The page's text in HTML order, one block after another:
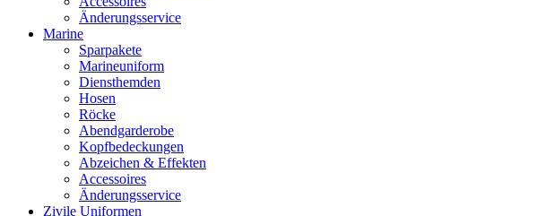
Änderungsservice
Marine
Sparpakete
Marineuniform
Diensthemden
Hosen
Röcke
Abendgarderobe
Kopfbedeckungen
Abzeichen & Effekten
Accessoires
Änderungsservice
Zivile Uniformen